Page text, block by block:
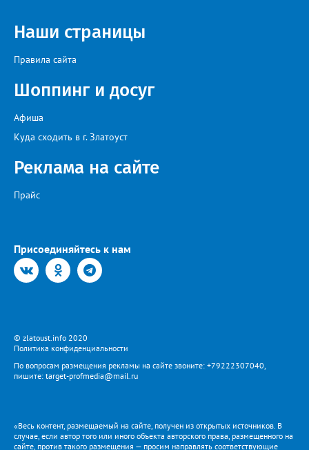
Наши страницы
Правила сайта
Шоппинг и досуг
Афиша
Куда сходить в г. Златоуст
Реклама на сайте
Прайс
Присоединяйтесь к нам
© zlatoust.info 2020
Политика конфиденциальности
По вопросам размещения рекламы на сайте звоните: +79222307040,
пишите: target-profmedia@mail.ru
«Весь контент, размещаемый на сайте, получен из открытых источников. В
случае, если автор того или иного объекта авторского права, размещенного на
сайте, против такого размещения — просим направлять соответствующие